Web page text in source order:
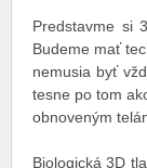
Predstavme si
Budeme mať
nemusia byť
tesne po tom
obnoveným
Biologická 3D